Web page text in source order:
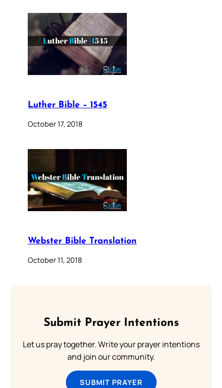
Luther Bible – 1545
October 17, 2018
Webster Bible Translation
October 11, 2018
Submit Prayer Intentions
Let us pray together. Write your prayer intentions
and join our community.
SUBMIT PRAYER